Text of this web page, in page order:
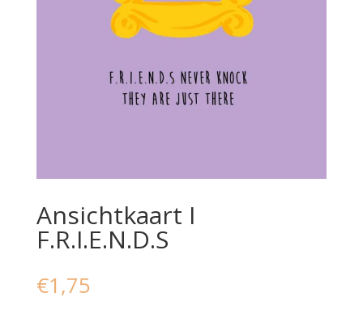
Ansichtkaart I
F.R.I.E.N.D.S
€1,75